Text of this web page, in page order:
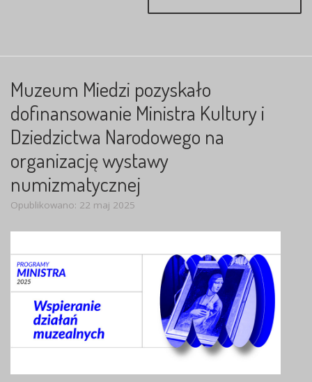
Muzeum Miedzi pozyskało
dofinansowanie Ministra Kultury i
Dziedzictwa Narodowego na
organizację wystawy
numizmatycznej
Opublikowano: 22 maj 2025